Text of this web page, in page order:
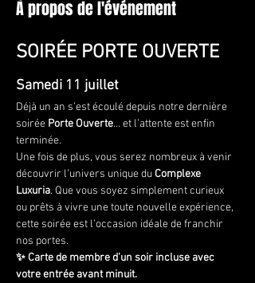
À propos de l'événement
SOIRÉE PORTE OUVERTE
Samedi 11 juillet
Déjà un an s’est écoulé depuis notre dernière
soirée Porte Ouverte… et l’attente est enfin
terminée.
Une fois de plus, vous serez nombreux à venir
découvrir l’univers unique du Complexe
Luxuria. Que vous soyez simplement curieux
ou prêts à vivre une toute nouvelle expérience,
cette soirée est l’occasion idéale de franchir
nos portes.
✨ Carte de membre d’un soir incluse avec
votre entrée avant minuit.